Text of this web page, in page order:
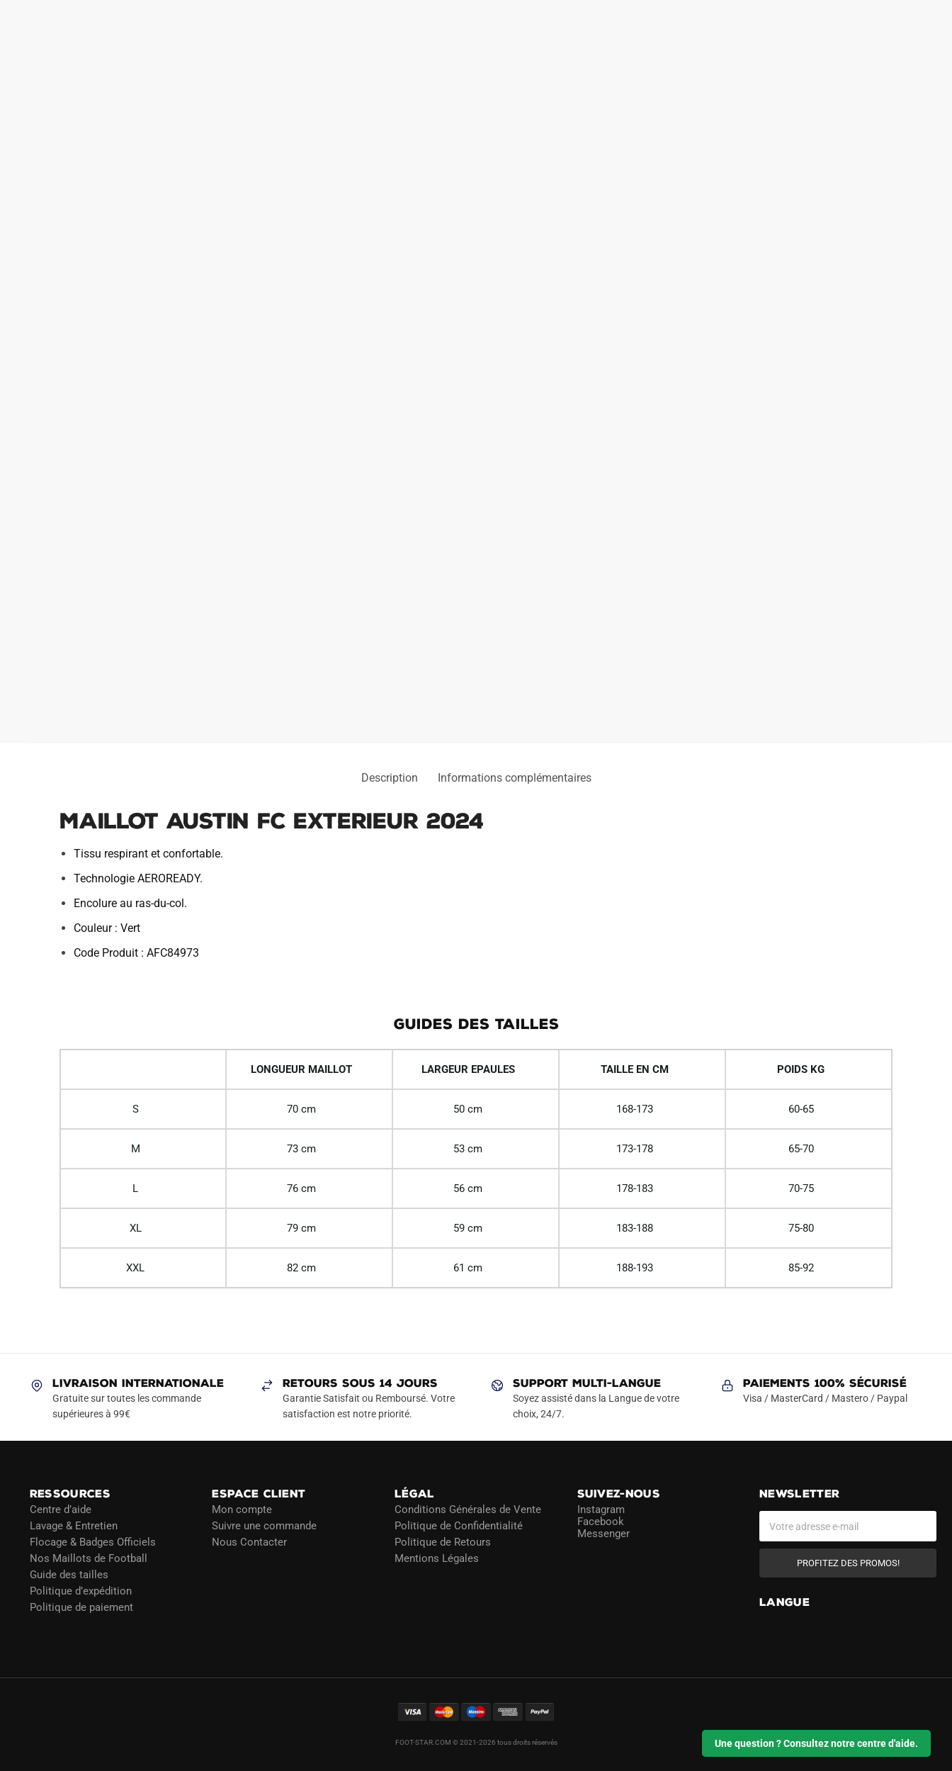
Une question ? Consultez notre centre d'aide.
Description Informations complémentaires
Maillot Austin FC Exterieur 2024
Tissu respirant et confortable.
Technologie AEROREADY.
Encolure au ras-du-col.
Couleur : Vert
Code Produit : AFC84973
GUIDES DES TAILLES
LONGUEUR MAILLOT LARGEUR EPAULES TAILLE EN CM POIDS KG
S 70 cm 50 cm 168-173 60-65
M 73 cm 53 cm 173-178 65-70
L 76 cm 56 cm 178-183 70-75
XL 79 cm 59 cm 183-188 75-80
XXL 82 cm 61 cm 188-193 85-92
LIVRAISON INTERNATIONALE
Gratuite sur toutes les commande
supérieures à 99€
RETOURS SOUS 14 JOURS
Garantie Satisfait ou Remboursé. Votre
satisfaction est notre priorité.
SUPPORT MULTI-LANGUE
Soyez assisté dans la Langue de votre
choix, 24/7.
Paiements 100% Sécurisé
Visa / MasterCard / Mastero / Paypal
RESSOURCES
Centre d’aide
Lavage & Entretien
Flocage & Badges Officiels
Nos Maillots de Football
Guide des tailles
Politique d’expédition
Politique de paiement
ESPACE CLIENT
Mon compte
Suivre une commande
Nous Contacter
LÉGAL
Conditions Générales de Vente
Politique de Confidentialité
Politique de Retours
Mentions Légales
SUIVEZ-NOUS
Instagram
Facebook
Messenger
NEWSLETTER
PROFITEZ DES PROMOS!
LANGUE
FOOT-STAR.COM © 2021-2026 tous droits réservés